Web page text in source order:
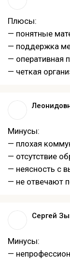
Плюсы:
— понятные
— поддержка
— оперативная
— четкая
Минусы:
— плохая
— отсутствие
— неясность с
— не отвечают
Сергей
Минусы:
—